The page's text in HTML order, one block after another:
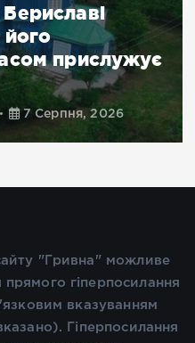
його
прислужує
7 Серпня, 2026
"Гривна" можливе
гіперпосилання
вказуванням
Гіперпосилання